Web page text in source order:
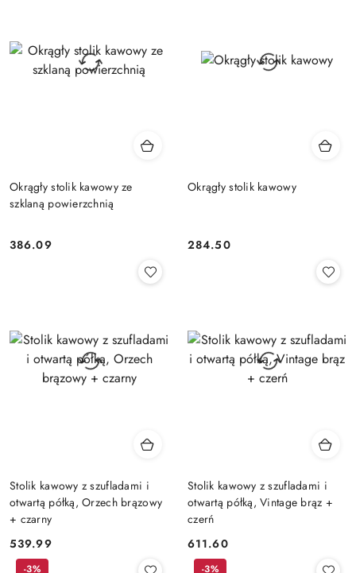
Okrągły stolik kawowy ze
szklaną powierzchnią
Cena:
386.09
Okrągły stolik kawowy
Cena:
284.50
Stolik kawowy z szufladami i
otwartą półką, Orzech brązowy
+ czarny
Cena:
539.99
Stolik kawowy z szufladami i
otwartą półką, Vintage brąz +
czerń
Cena:
611.60
-3% -3%